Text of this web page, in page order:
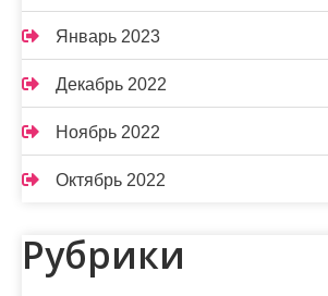
Январь 2023
Декабрь 2022
Ноябрь 2022
Октябрь 2022
Рубрики